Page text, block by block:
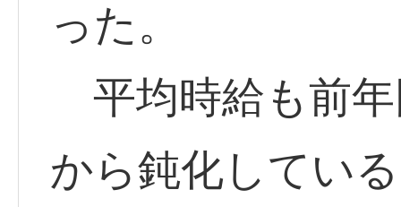
った。
平均時給も前年
から鈍化してい